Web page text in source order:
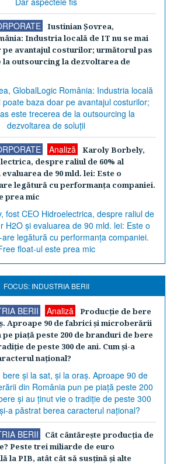
Iustinian Şovrea,
Industria locală de IT nu se mai
pe avantajul costurilor; următorul pas
la outsourcing la dezvoltarea de
Analiză
Karoly Borbely,
despre raliul de 60% al
de 90 mld. lei: Este o
legătură cu performanţa companiei.
prea mic
FOCUS: INDUSTRIA BERII
BERII Analiză
Producţie de bere
Aproape 90 de fabrici şi microberării
pe piaţă peste 200 de branduri de bere
de peste 300 de ani. Cum şi-a
naţional?
BERII
Cât cântăreşte producţia de
Peste trei miliarde de euro
la PIB, atât cât să susţină şi alte